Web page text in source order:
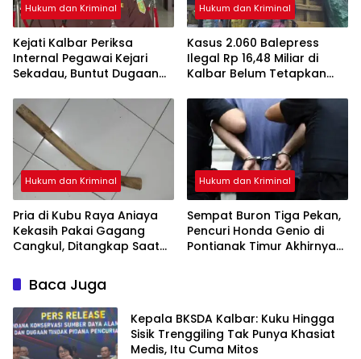
Hukum dan Kriminal
Kejati Kalbar Periksa
Internal Pegawai Kejari
Sekadau, Buntut Dugaan
Hukum dan Kriminal
Kasus 2.060 Balepress
Ilegal Rp 16,48 Miliar di
Kalbar Belum Tetapkan
Sudah Diperiksa
Hukum dan Kriminal
Pria di Kubu Raya Aniaya
Kekasih Pakai Gagang
Cangkul, Ditangkap Saat
Hukum dan Kriminal
Sempat Buron Tiga Pekan,
Pencuri Honda Genio di
Pontianak Timur Akhirnya
Baca Juga
Kepala BKSDA Kalbar: Kuku Hingga
Sisik Trenggiling Tak Punya Khasiat
Medis, Itu Cuma Mitos